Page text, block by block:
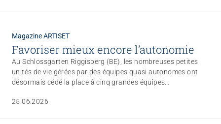
Magazine ARTISET
Favoriser mieux encore l’autonomie
Au Schlossgarten Riggisberg (BE), les nombreuses petites
unités de vie gérées par des équipes quasi autonomes ont
désormais cédé la place à cinq grandes équipes
pour accompagner de manière encore plus individualisée des
25.06.2026